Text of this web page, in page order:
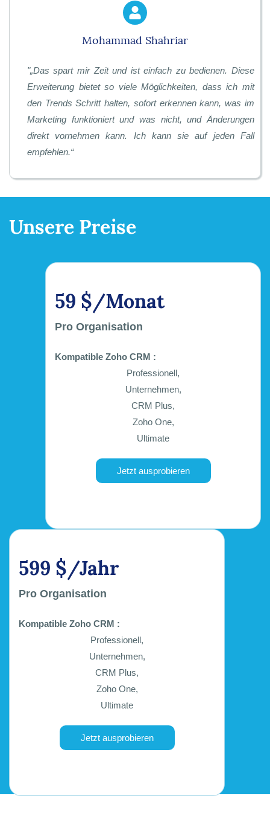
Mohammad Shahriar
"„Das spart mir Zeit und ist einfach zu bedienen. Diese
Erweiterung bietet so viele Möglichkeiten, dass ich mit
den Trends Schritt halten, sofort erkennen kann, was im
Marketing funktioniert und was nicht, und Änderungen
direkt vornehmen kann. Ich kann sie auf jeden Fall
empfehlen.“
Unsere Preise
59 $/Monat
Pro Organisation
Kompatible Zoho CRM :
Professionell,
Unternehmen,
CRM Plus,
Zoho One,
Ultimate
Jetzt ausprobieren
599 $/Jahr
Pro Organisation
Kompatible Zoho CRM :
Professionell,
Unternehmen,
CRM Plus,
Zoho One,
Ultimate
Jetzt ausprobieren